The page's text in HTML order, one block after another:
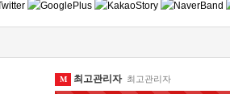
M 최고관리자 최고관리자